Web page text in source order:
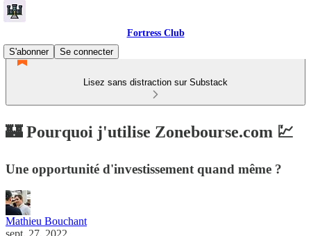
Fortress Club
S'abonner
Se connecter
Lisez sans distraction sur Substack
🏰 Pourquoi j'utilise Zonebourse.com 💹
Une opportunité d'investissement quand même ?
Mathieu Bouchant
sept. 27, 2022